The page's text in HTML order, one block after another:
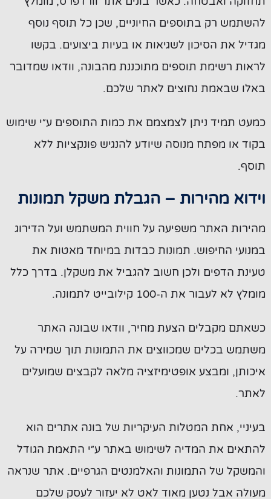
להשתמש רק בתוספים החיוניים, שכן כל תוסף נוסף
מגדיל את הסיכון לשגיאות או בעיות ביצועים. בקשו
לראות רשימת תוספים מתוכננת מהבונה, וודאו שמדובר
באלו שבאמת נחוצים לאתר שלכם.
כמעט תמיד ניתן לצמצמם את כמות התוספים ע״י שימוש
בקוד או מפתח מנוסה שיודע להנגיש פונקציות ללא
תוסף.
וידוא מהירות – הגבלת משקל תמונות
מהירות האתר משפיעה על חווית המשתמש ועל הדירוג
במנועי החיפוש. תמונות כבדות במיוחד מאטות את
טעינת הדפים ולכן חשוב להגביל את משקלן. בדרך כלל
מומלץ לא לעבור את ה-100 קילובייט לתמונה.
כשאתם מקבלים הצעת מחיר, וודאו שבונה האתר
משתמש בכלים שמכווצים את התמונות תוך שמירה על
איכותן, ומבצע אופטימיזציה מלאה לקבצים שמועלים
לאתר.
בעיניי, אחת המטלות העיקריות של בונה אתרים הוא
להתאים את המדיה לשימוש באתר ע״י התאמת הגודל
והמשקל של התמונות והאלמנטים הגרפיים. אתר שנראה
מעולה אבל נטען מאוד לאט לא יעזור לעסק שלכם